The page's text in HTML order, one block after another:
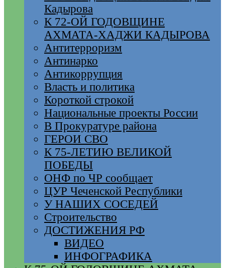
Кадырова
К 72-ОЙ ГОДОВЩИНЕ
АХМАТА-ХАДЖИ КАДЫРОВА
Антитерроризм
Антинарко
Антикоррупция
Власть и политика
Короткой строкой
Национальные проекты России
В Прокуратуре района
ГЕРОИ СВО
К 75-ЛЕТИЮ ВЕЛИКОЙ
ПОБЕДЫ
ОНФ по ЧР сообщает
ЦУР Чеченской Республики
У НАШИХ СОСЕДЕЙ
Строительство
ДОСТИЖЕНИЯ РФ
ВИДЕО
ИНФОГРАФИКА